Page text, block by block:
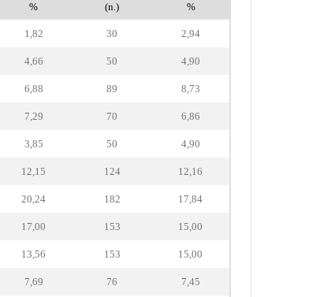
% (n.) %
1,82 30 2,94
4,66 50 4,90
6,88 89 8,73
7,29 70 6,86
3,85 50 4,90
12,15 124 12,16
20,24 182 17,84
17,00 153 15,00
13,56 153 15,00
7,69 76 7,45